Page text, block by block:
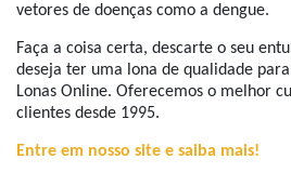
vetores de doenças como a dengue.
Faça a coisa certa, descarte o seu
deseja ter uma lona de qualidade
Lonas Online. Oferecemos o melhor
clientes desde 1995.
Entre em nosso site e saiba mais!